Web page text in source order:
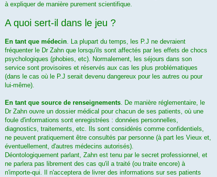
à expliquer de manière purement scientifique.
A quoi sert-il dans le jeu ?
En tant que médecin. La plupart du temps, les P.J ne devraient
fréquenter le Dr Zahn que lorsqu'ils sont affectés par les effets de chocs
psychologiques (phobies, etc). Normalement, les séjours dans son
service sont provisoires et réservés aux cas les plus problématiques
(dans le cas où le P.J serait devenu dangereux pour les autres ou pour
lui-même).
En tant que source de renseignements. De manière réglementaire, le
Dr Zahn ouvre un dossier médical pour chacun de ses patients, où une
foule d'informations sont enregistrées : données personnelles,
diagnostics, traitements, etc. Ils sont considérés comme confidentiels,
ne peuvent pratiquement être consultés par personne (à part les Vieux et,
éventuellement, d'autres médecins autorisés).
Déontologiquement parlant, Zahn est tenu par le secret professionnel, et
ne parlera pas librement des cas qu'il a traité (ou traite encore) à
n'importe-qui. Il n'acceptera de livrer des informations sur ses patients